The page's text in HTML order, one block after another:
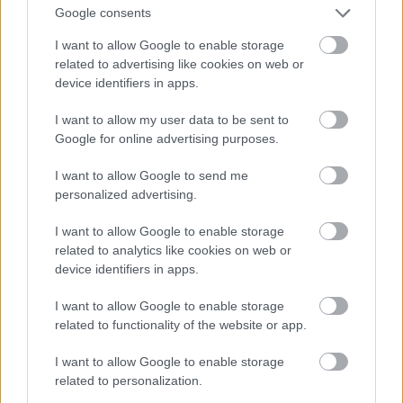
Google consents
I want to allow Google to enable storage
related to advertising like cookies on web or
device identifiers in apps.
I want to allow my user data to be sent to
Google for online advertising purposes.
I want to allow Google to send me
personalized advertising.
I want to allow Google to enable storage
related to analytics like cookies on web or
device identifiers in apps.
I want to allow Google to enable storage
related to functionality of the website or app.
I want to allow Google to enable storage
related to personalization.
A természet lett Bódi Sylvi számára az egyik legfontosabb
karperecek – ZAG BIJOUX rebornstore.hu
Volt benned félelem azzal kapcsolatban, mi marad,